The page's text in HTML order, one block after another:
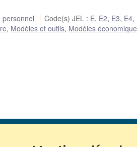
personnel Code(s) JEL : E, E2, E3, E4,
, Modèles et outils, Modèles